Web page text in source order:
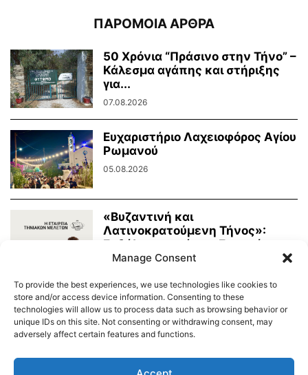
ΠΑΡΟΜΟΙΑ ΑΡΘΡΑ
50 Χρόνια “Πράσινο στην Τήνο” –
Κάλεσμα αγάπης και στήριξης
για...
07.08.2026
Ευχαριστήριο Λαχειοφόρος Αγίου
Ρωμανού
05.08.2026
«Βυζαντινή και
Λατινοκρατούμενη Τήνος»:
Εκδήλωση από την Εταιρεία
Τηνιακών Μελετών
Δημοτικό Λιμενικό Ταμείο Τήνου – Άνδρου
Manage Consent
To provide the best experiences, we use technologies like cookies to
store and/or access device information. Consenting to these
technologies will allow us to process data such as browsing behavior or
unique IDs on this site. Not consenting or withdrawing consent, may
adversely affect certain features and functions.